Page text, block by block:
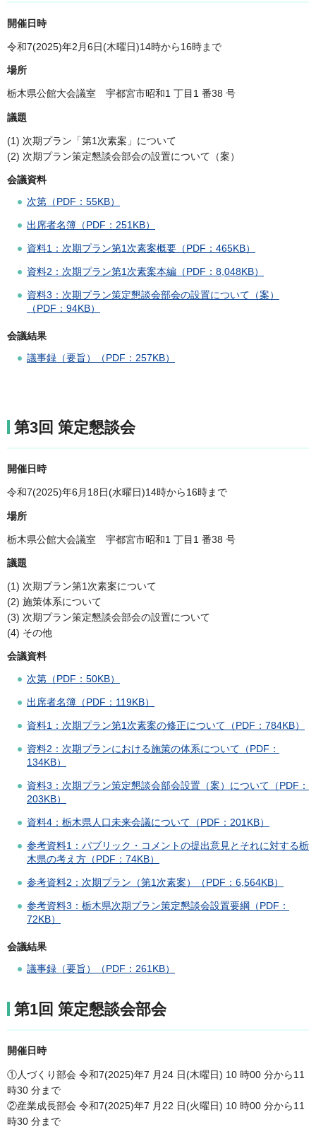
開催日時
令和7(2025)年2月6日(木曜日)14時から16時まで
場所
栃木県公館大会議室 宇都宮市昭和1 丁目1 番38 号
議題
(1) 次期プラン「第1次素案」について
(2) 次期プラン策定懇談会部会の設置について（案）
会議資料
次第（PDF：55KB）
出席者名簿（PDF：251KB）
資料1：次期プラン第1次素案概要（PDF：465KB）
資料2：次期プラン第1次素案本編（PDF：8,048KB）
資料3：次期プラン策定懇談会部会の設置について（案）
（PDF：94KB）
会議結果
議事録（要旨）（PDF：257KB）
第3回 策定懇談会
開催日時
令和7(2025)年6月18日(水曜日)14時から16時まで
場所
栃木県公館大会議室 宇都宮市昭和1 丁目1 番38 号
議題
(1) 次期プラン第1次素案について
(2) 施策体系について
(3) 次期プラン策定懇談会部会の設置について
(4) その他
会議資料
次第（PDF：50KB）
出席者名簿（PDF：119KB）
資料1：次期プラン第1次素案の修正について（PDF：784KB）
資料2：次期プランにおける施策の体系について（PDF：
134KB）
資料3：次期プラン策定懇談会部会設置（案）について（PDF：
203KB）
資料4：栃木県人口未来会議について（PDF：201KB）
参考資料1：パブリック・コメントの提出意見とそれに対する栃
木県の考え方（PDF：74KB）
参考資料2：次期プラン（第1次素案）（PDF：6,564KB）
参考資料3：栃木県次期プラン策定懇談会設置要綱（PDF：
72KB）
会議結果
議事録（要旨）（PDF：261KB）
第1回 策定懇談会部会
開催日時
①人づくり部会 令和7(2025)年7 月24 日(木曜日) 10 時00 分から11
時30 分まで
②産業成長部会 令和7(2025)年7 月22 日(火曜日) 10 時00 分から11
時30 分まで